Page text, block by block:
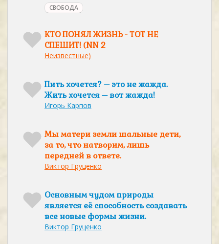
СВОБОДА
КТО ПОНЯЛ ЖИЗНЬ - ТОТ НЕ
СПЕШИТ! (NN 2
Неизвестные)
Пить хочется? – это не жажда.
Жить хочется – вот жажда!
Игорь Карпов
Мы матери земли шальные дети,
за то, что натворим, лишь
передней в ответе.
Виктор Груценко
Основным чудом природы
является её способность создавать
все новые формы жизни.
Виктор Груценко